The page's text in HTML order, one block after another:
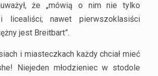
że „mówią o nim nie tylko
licealiści; nawet pierwszoklasiści
jest Breitbart”.
i miasteczkach każdy chciał mieć
Niejeden młodzieniec w stodole